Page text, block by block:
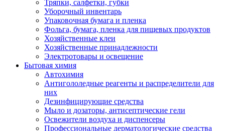
Тряпки, салфетки, губки
Уборочный инвентарь
Упаковочная бумага и пленка
Фольга, бумага, пленка для пищевых продуктов
Хозяйственные клеи
Хозяйственные принадлежности
Электротовары и освещение
Бытовая химия
Автохимия
Антигололедные реагенты и распределители для
них
Дезинфицирующие средства
Мыло и дозаторы, антисептические гели
Освежители воздуха и диспенсеры
Профессиональные дерматологические средства